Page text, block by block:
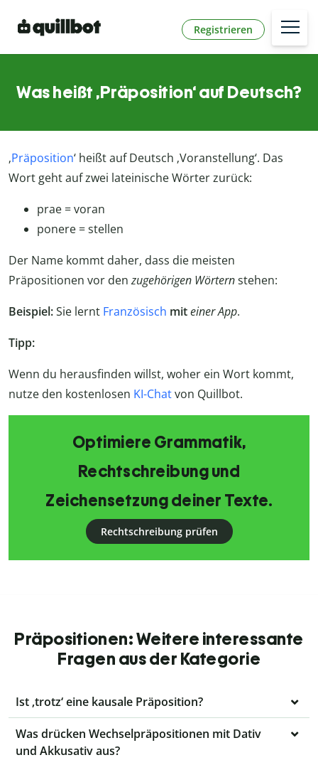
Registrieren
Was heißt ‚Präposition‘ auf Deutsch?
‚Präposition‘ heißt auf Deutsch ‚Voranstellung‘. Das
Wort geht auf zwei lateinische Wörter zurück:
prae = voran
ponere = stellen
Der Name kommt daher, dass die meisten
Präpositionen vor denzugehörigen Wörternstehen:
Beispiel:Sie lernt Französisch miteiner App.
Tipp:
Wenn du herausfinden willst, woher ein Wort kommt,
nutze den kostenlosen KI-Chatvon Quillbot.
Optimiere Grammatik,
Rechtschreibung und
Zeichensetzung deiner Texte.
Rechtschreibung prüfen
Präpositionen: Weitere interessante
Fragen aus der Kategorie
Ist ‚trotz‘ eine kausale Präposition?
Was drücken Wechselpräpositionen mit Dativ
und Akkusativ aus?